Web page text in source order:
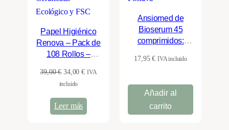
Papel Higiénico
Renova – Pack de
108 Rollos –
Ecológico y FSC
39,00€ El
precio
era:
34,00€ElIVA
incluido
Leer más
Ansiomed de
Bioserum 45
comprimidos:
17,95€ IVA incluido
Añadir al
carrito